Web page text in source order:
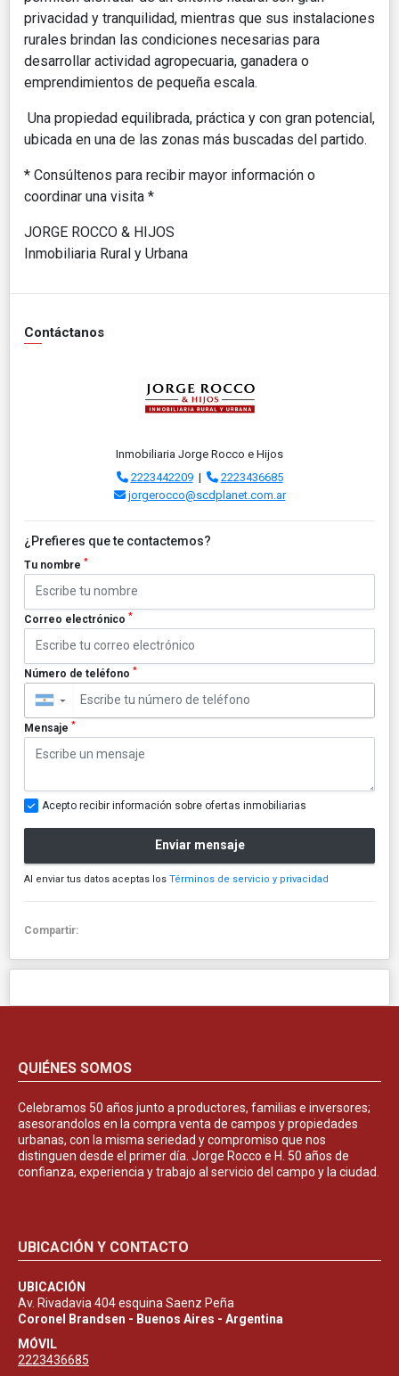
privacidad y tranquilidad, mientras que sus instalaciones
rurales brindan las condiciones necesarias para
desarrollar actividad agropecuaria, ganadera o
emprendimientos de pequeña escala.
Una propiedad equilibrada, práctica y con gran potencial,
ubicada en una de las zonas más buscadas del partido.
* Consúltenos para recibir mayor información o
coordinar una visita *
JORGE ROCCO & HIJOS
Inmobiliaria Rural y Urbana
Contáctanos
Inmobiliaria Jorge Rocco e Hijos
2223442209|
2223436685
jorgerocco@scdplanet.com.ar
¿Prefieres que te contactemos?
Tu nombre *
Correo electrónico *
Número de teléfono *
▼
Mensaje *
Acepto recibir información sobre ofertas inmobiliarias
Enviar mensaje
Al enviar tus datos aceptas los Términos de servicio y privacidad
Compartir:
QUIÉNES SOMOS
Celebramos 50 años junto a productores, familias e inversores;
asesorandolos en la compra venta de campos y propiedades
urbanas, con la misma seriedad y compromiso que nos
distinguen desde el primer día. Jorge Rocco e H. 50 años de
confianza, experiencia y trabajo al servicio del campo y la ciudad.
UBICACIÓN Y CONTACTO
UBICACIÓN
Av. Rivadavia 404 esquina Saenz Peña
Coronel Brandsen - Buenos Aires - Argentina
MÓVIL
2223436685